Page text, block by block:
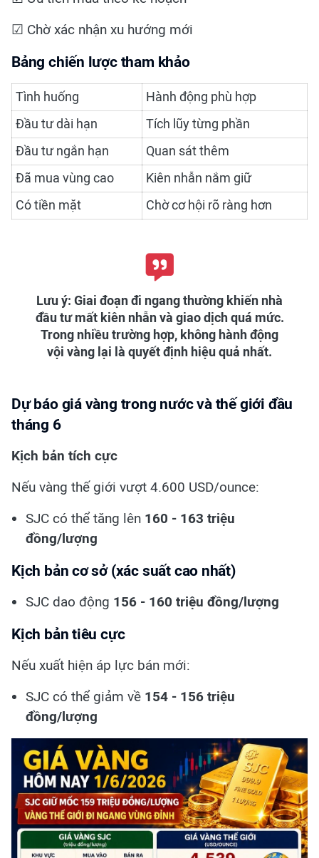
☑ Chờ xác nhận xu hướng mới
Bảng chiến lược tham khảo
Tình huống
Hành động phù hợp
Đầu tư dài hạn
Tích lũy từng phần
Đầu tư ngắn hạn
Quan sát thêm
Đã mua vùng cao
Kiên nhẫn nắm giữ
Có tiền mặt
Chờ cơ hội rõ ràng hơn
Lưu ý: Giai đoạn đi ngang thường khiến nhà
đầu tư mất kiên nhẫn và giao dịch quá mức.
Trong nhiều trường hợp, không hành động
vội vàng lại là quyết định hiệu quả nhất.
Dự báo giá vàng trong nước và thế giới đầu
tháng 6
Kịch bản tích cực
Nếu vàng thế giới vượt 4.600 USD/ounce:
SJC có thể tăng lên 160 - 163 triệu
đồng/lượng
Kịch bản cơ sở (xác suất cao nhất)
SJC dao động 156 - 160 triệu đồng/lượng
Kịch bản tiêu cực
Nếu xuất hiện áp lực bán mới:
SJC có thể giảm về 154 - 156 triệu
đồng/lượng